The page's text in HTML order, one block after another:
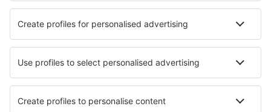
Hotels in Bari
Beste hotels - steden
Hotels in Paterna del Madera Hotels in Arembepe
Hotels in Corozal Town Hotels in Machowa